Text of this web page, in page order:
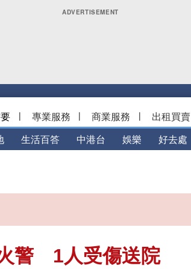
| 專業服務 | 商業服務 | 出租買賣
生活百答 中港台 娛樂 好去處
警 1人受傷送院